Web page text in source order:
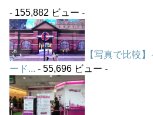
- 155,882 ビュー -
【写真で比較
ード... - 55,696 ビュー -